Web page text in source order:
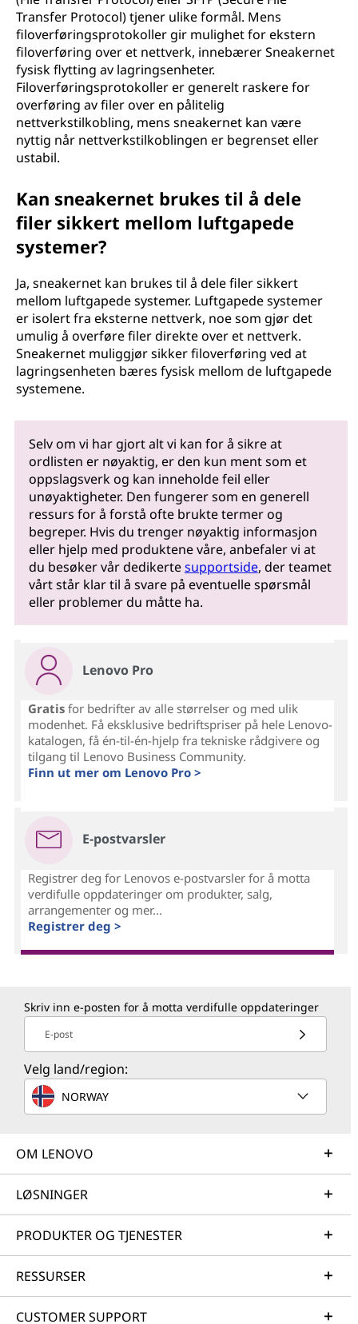
Transfer Protocol) tjener ulike formål. Mens
filoverføringsprotokoller gir mulighet for ekstern
filoverføring over et nettverk, innebærer Sneakernet
fysisk flytting av lagringsenheter.
Filoverføringsprotokoller er generelt raskere for
overføring av filer over en pålitelig
nettverkstilkobling, mens sneakernet kan være
nyttig når nettverkstilkoblingen er begrenset eller
ustabil.
Kan sneakernet brukes til å dele
filer sikkert mellom luftgapede
systemer?
Ja, sneakernet kan brukes til å dele filer sikkert
mellom luftgapede systemer. Luftgapede systemer
er isolert fra eksterne nettverk, noe som gjør det
umulig å overføre filer direkte over et nettverk.
Sneakernet muliggjør sikker filoverføring ved at
lagringsenheten bæres fysisk mellom de luftgapede
systemene.
Selv om vi har gjort alt vi kan for å sikre at
ordlisten er nøyaktig, er den kun ment som et
oppslagsverk og kan inneholde feil eller
unøyaktigheter. Den fungerer som en generell
ressurs for å forstå ofte brukte termer og
begreper. Hvis du trenger nøyaktig informasjon
eller hjelp med produktene våre, anbefaler vi at
du besøker vår dedikertesupportside, der teamet
vårt står klar til å svare på eventuelle spørsmål
eller problemer du måtte ha.
Lenovo Pro
Gratisfor bedrifter av alle størrelser og med ulik
modenhet. Få eksklusive bedriftspriser på hele Lenovo-
katalogen, få én-til-én-hjelp fra tekniske rådgivere og
tilgang til Lenovo Business Community.
Finn ut mer om Lenovo Pro >
E-postvarsler
Registrer deg for Lenovos e-postvarsler for å motta
verdifulle oppdateringer om produkter, salg,
arrangementer og mer...
Registrer deg >
Skriv inn e-posten for å motta verdifulle oppdateringer
E-post
Velg land/region:
NORWAY
OM LENOVO
LØSNINGER
PRODUKTER OG TJENESTER
RESSURSER
CUSTOMER SUPPORT